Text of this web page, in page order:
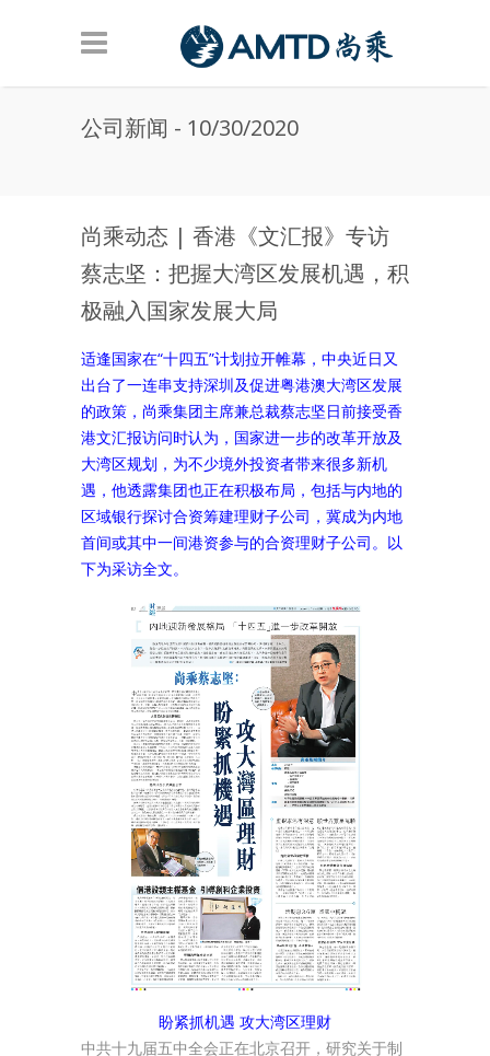
公司新闻 - 10/30/2020
尚乘动态 | 香港《文汇报》专访
蔡志坚：把握大湾区发展机遇，积
极融入国家发展大局
适逢国家在“十四五”计划拉开帷幕，中央近日又
出台了一连串支持深圳及促进粤港澳大湾区发展
的政策，尚乘集团主席兼总裁蔡志坚日前接受香
港文汇报访问时认为，国家进一步的改革开放及
大湾区规划，为不少境外投资者带来很多新机
遇，他透露集团也正在积极布局，包括与内地的
区域银行探讨合资筹建理财子公司，冀成为内地
首间或其中一间港资参与的合资理财子公司。以
下为采访全文。
盼紧抓机遇 攻大湾区理财
中共十九届五中全会正在北京召开，研究关于制